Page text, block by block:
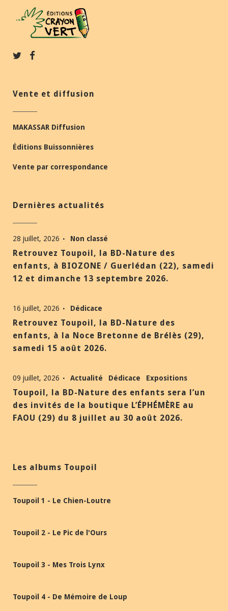
Vente et diffusion
MAKASSAR Diffusion
Éditions Buissonnières
Vente par correspondance
Dernières actualités
28 juillet, 2026 Non classé
Retrouvez Toupoil, la BD-Nature des
enfants, à BIOZONE / Guerlédan (22), samedi
12 et dimanche 13 septembre 2026.
16 juillet, 2026 Dédicace
Retrouvez Toupoil, la BD-Nature des
enfants, à la Noce Bretonne de Brélès (29),
samedi 15 août 2026.
09 juillet, 2026 Actualité Dédicace Expositions
Toupoil, la BD-Nature des enfants sera l’un
des invités de la boutique L’ÉPHÉMÈRE au
FAOU (29) du 8 juillet au 30 août 2026.
Les albums Toupoil
Toupoil 1 - Le Chien-Loutre
Toupoil 2 - Le Pic de l'Ours
Toupoil 3 - Mes Trois Lynx
Toupoil 4 - De Mémoire de Loup